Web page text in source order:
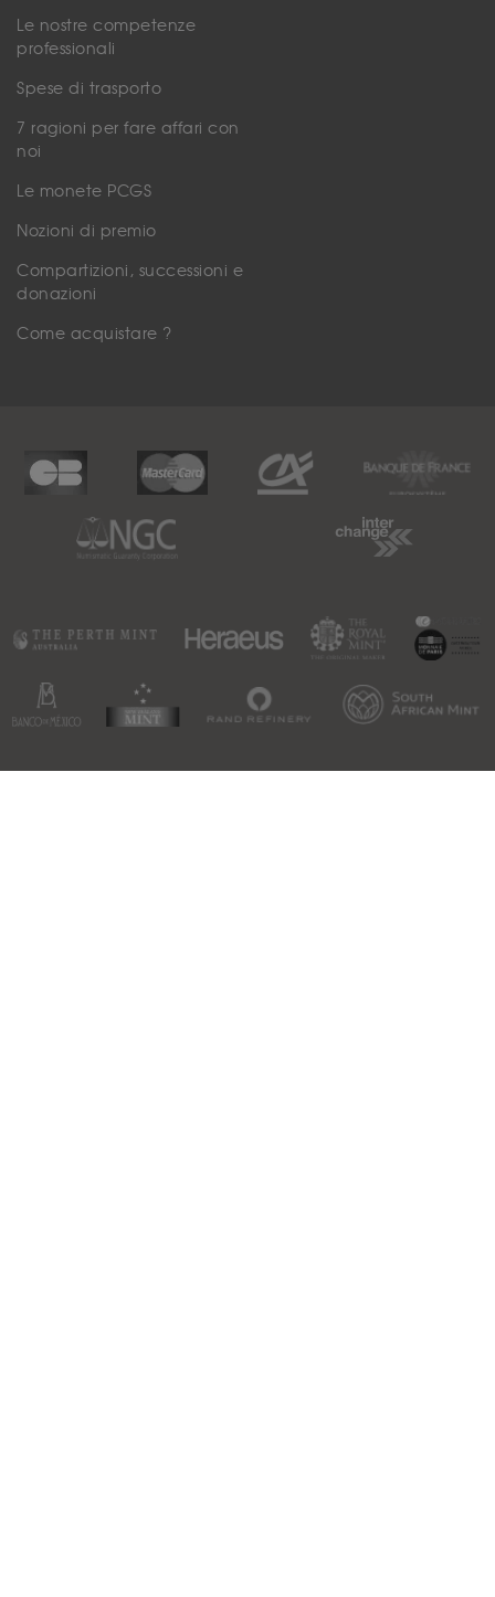
Le nostre competenze
professionali
Spese di trasporto
7 ragioni per fare affari con
noi
Le monete PCGS
Nozioni di premio
Compartizioni, successioni e
donazioni
Come acquistare ?